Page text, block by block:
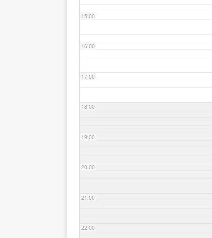
15:00
16:00
17:00
18:00
19:00
20:00
21:00
22:00